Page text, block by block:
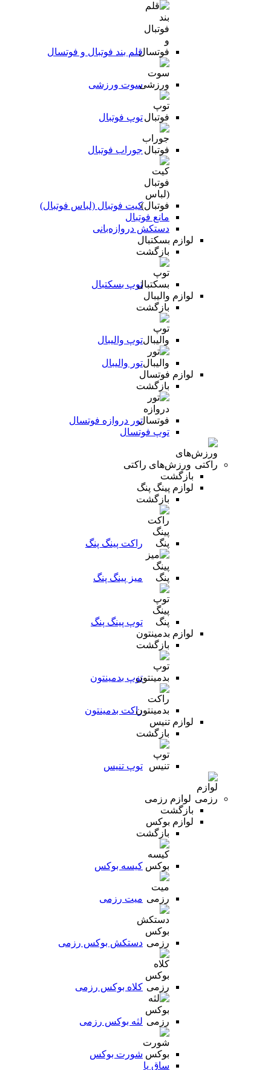
قلم بند فوتبال و فوتسال
سوت ورزشی
توپ فوتبال
جوراب فوتبال
کیت فوتبال (لباس فوتبال)
مانع فوتبال
دستکش دروازه‌بانی
لوازم بسکتبال
بازگشت
توپ بسکتبال
لوازم والیبال
بازگشت
توپ والیبال
تور والیبال
لوازم فوتسال
بازگشت
تور دروازه فوتسال
توپ فوتسال
ورزش‌های راکتی
بازگشت
لوازم پینگ پنگ
بازگشت
راکت پینگ پنگ
میز پینگ پنگ
توپ پینگ پنگ
لوازم بدمینتون
بازگشت
توپ بدمینتون
راکت بدمینتون
لوازم تنیس
بازگشت
توپ تنیس
لوازم رزمی
بازگشت
لوازم بوکس
بازگشت
کیسه بوکس
میت رزمی
دستکش بوکس رزمی
کلاه بوکس رزمی
لثه بوکس رزمی
شورت بوکس
ساق پا